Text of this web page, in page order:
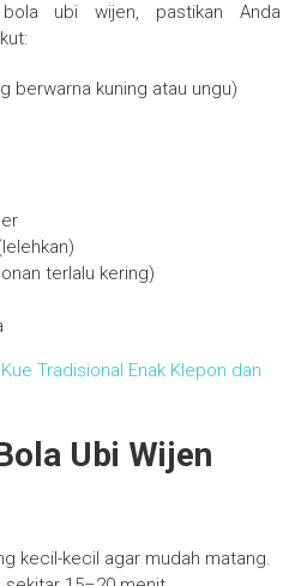
ubi wijen, pastikan Anda
berwarna kuning atau ungu)
terlalu kering)
Tradisional Enak Klepon dan
Ubi Wijen
kecil-kecil agar mudah matang.